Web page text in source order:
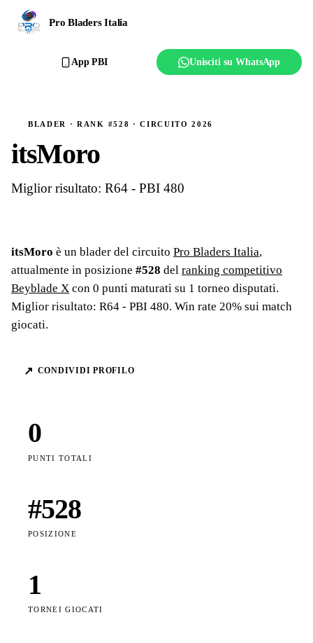
Pro Bladers Italia
Ranking
Regolamento
App PBI Unisciti su WhatsApp
BLADER · RANK #528 · CIRCUITO 2026
itsMoro
Miglior risultato: R64 - PBI 480
itsMoro è un blader del circuito Pro Bladers Italia,
attualmente in posizione #528 del ranking competitivo
Beyblade X con 0 punti maturati su 1 torneo disputati.
Miglior risultato: R64 - PBI 480. Win rate 20% sui match
giocati.
↗ CONDIVIDI PROFILO
0
PUNTI TOTALI
#528
POSIZIONE
1
TORNEI GIOCATI